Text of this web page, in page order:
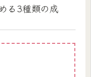
る3種類の成